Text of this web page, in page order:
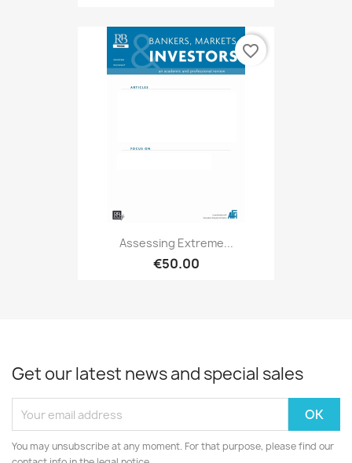
Assessing Extreme...
€50.00
favorite_border
Get our latest news and special sales
You may unsubscribe at any moment. For that purpose, please find our